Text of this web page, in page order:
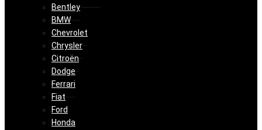
Bentley
BMW
Chevrolet
Chrysler
Citroën
Dodge
Ferrari
Fiat
Ford
Honda